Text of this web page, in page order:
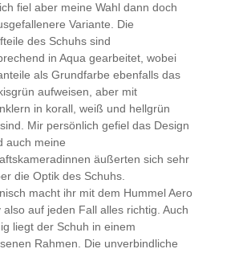
fiel aber meine Wahl dann doch
Variante. Die
des Schuhs sind
in Aqua gearbeitet, wobei
als Grundfarbe ebenfalls das
aufweisen, aber mit
in korall, weiß und hellgrün
Mir persönlich gefiel das Design
auch meine
äußerten sich sehr
die Optik des Schuhs.
macht ihr mit dem Hummel Aero
also auf jeden Fall alles richtig. Auch
liegt der Schuh in einem
Rahmen. Die unverbindliche